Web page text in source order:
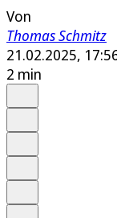
Von
Thomas Schmitz
21.02.2025,
2 min